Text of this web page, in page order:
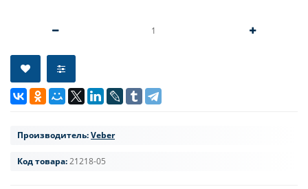
Производитель:Veber
Код товара:21218-05